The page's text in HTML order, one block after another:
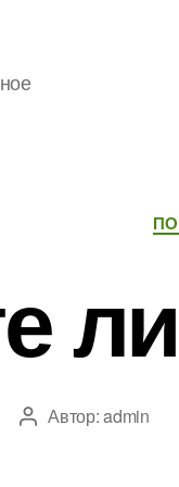
Автор
Автор:admin